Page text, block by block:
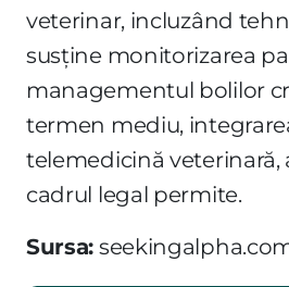
veterinar, incluzând
susține monitorizarea
managementul bolilor
termen mediu,
telemedicină veterinară,
cadrul legal permite.
Sursa: